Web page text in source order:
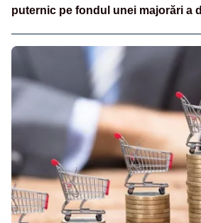
puternic pe fondul unei majorări a